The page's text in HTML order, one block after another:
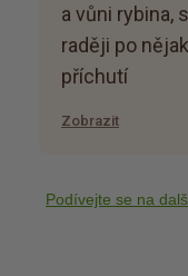
a vůni rybina,
raději po
příchutí
Zobrazit
Podívejte se na